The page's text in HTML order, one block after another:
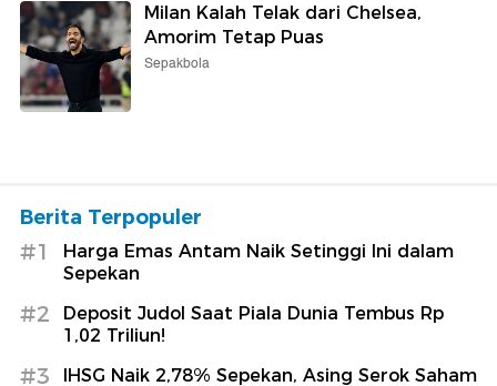
Milan Kalah Telak dari Chelsea,
Amorim Tetap Puas
Sepakbola
Berita Terpopuler
#1
Harga Emas Antam Naik Setinggi Ini dalam
Sepekan
#2
Deposit Judol Saat Piala Dunia Tembus Rp
1,02 Triliun!
#3
IHSG Naik 2,78% Sepekan, Asing Serok Saham